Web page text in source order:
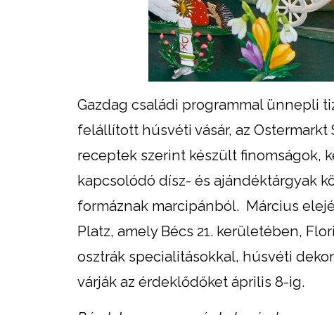
Gazdag családi programmal ünnepli
felállított húsvéti vásár, az
receptek szerint készült finomságok,
kapcsolódó dísz- és ajándéktárgyak
formáznak marcipánból. Március
Platz, amely Bécs 21. kerületében,
osztrák specialitásokkal, húsvéti
várják az érdeklődőket április 8-ig.